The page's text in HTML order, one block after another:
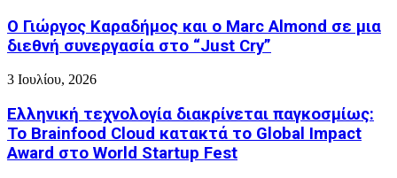
Ο Γιώργος Καραδήμος και ο Marc Almond σε μια
διεθνή συνεργασία στο “Just Cry”
3 Ιουλίου, 2026
Ελληνική τεχνολογία διακρίνεται παγκοσμίως:
Το Brainfood Cloud κατακτά το Global Impact
Award στο World Startup Fest